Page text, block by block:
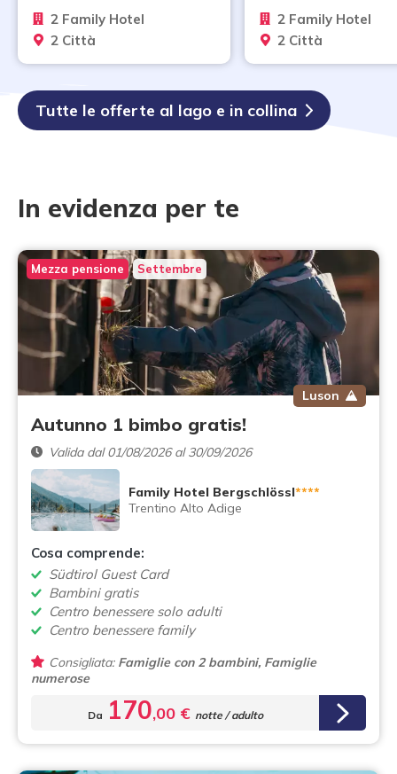
2 Family Hotel
2 Città
2 Family Hotel
2 Città
Tutte le offerte al lago e in collina
In evidenza per te
Mezza pensione Settembre
Luson
Autunno 1 bimbo gratis!
Valida dal 01/08/2026 al 30/09/2026
Family Hotel Bergschlössl****
Trentino Alto Adige
Cosa comprende:
Südtirol Guest Card
Bambini gratis
Centro benessere solo adulti
Centro benessere family
Consigliata:Famiglie con 2 bambini, Famiglie
numerose
Da 170,00 € notte / adulto